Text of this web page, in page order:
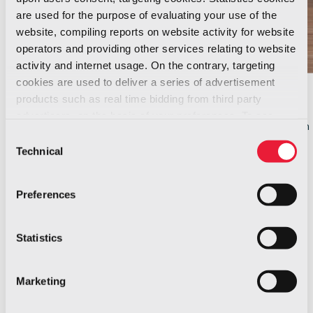
are used for the purpose of evaluating your use of the
website, compiling reports on website activity for website
operators and providing other services relating to website
activity and internet usage. On the contrary, targeting
cookies are used to deliver a series of advertisement
products such as real time bidding from third party
Selection
Technical
Preferences
Statistics
Marketing
Valori
aziendale per orientare il lavoro quotidiano.